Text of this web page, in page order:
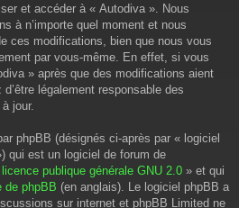
et accéder à « Autodiva ». Nous
à n’importe quel moment et nous
ces modifications, bien que nous vous
par vous-même. En effet, si vous
» après que des modifications aient
légalement responsable des
jour.
phpBB (désignés ci-après par « logiciel
qui est un logiciel de forum de
licence publique générale GNU 2.0 » et qui
de phpBB (en anglais). Le logiciel phpBB a
sur internet et phpBB Limited ne